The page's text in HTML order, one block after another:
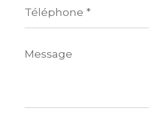
*
Message
*